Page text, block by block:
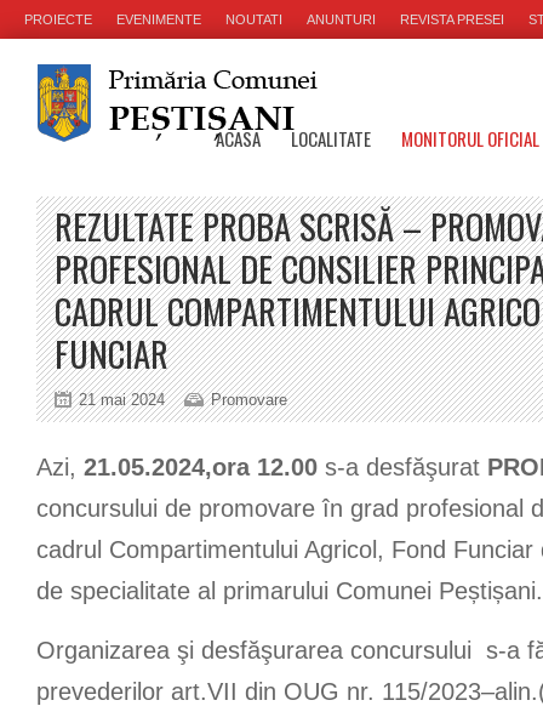
PROIECTE EVENIMENTE NOUTATI ANUNTURI REVISTA PRESEI
ACASA LOCALITATE MONITORUL
REZULTATE PROBA SCRISĂ –
PROFESIONAL DE CONSILIER
CADRUL COMPARTIMENTULUI
FUNCIAR
21 mai 2024 Promovare
Azi, 21.05.2024,ora 12.00 s-a desfăşurat
concursului de promovare în grad profesional
cadrul Compartimentului Agricol, Fond
de specialitate al primarului Comunei Peștișani.
Organizarea şi desfăşurarea concursului s-a
prevederilor art.VII din OUG nr. 115/